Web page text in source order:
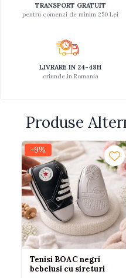
TRANSPORT GRATUIT
pentru comenzi de minim 250 Lei
LIVRARE IN 24-48H
oriunde in Romania
Produse
-9%
Tenisi BOAC negri
bebelusi cu sireturi